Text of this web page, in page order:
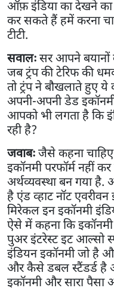
ऑफ़ इंडिया का देखने
कर सकते हैं हमें करना
टीटी.
सवालःसर आपने बयानों
जब ट्रंप की टेरिफ की
तो ट्रंप ने बौखलाते हुए
अपनी-अपनी डेड
आपको भी लगता है कि
रही है?
जवाबःजैसे कहना
इकॉनमी परफॉर्म नहीं
अर्थव्यवस्था बन गया है.
है एंड व्हाट नॉट
मिरेकल इन इकॉनमी
ऐसे में कहना कि इकॉनमी
पुअर इंटरेस्ट इट आल्सो
इंडियन इकॉनमी जो है
और कैसे डबल स्टैंडर्ड है
इकॉनमी और सारा पैसा